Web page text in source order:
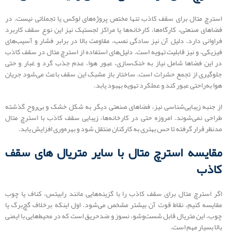
استرچ متال برای سقف کاذب تنها مختص پروژه‌های لوکس یا تجملاتی نیست. در
فضاهای صنعتی، کارگاه‌ها، کارخانه‌ها یا مراکز لجستیک نیز این نوع سقف کاربرد
فراوانی دارد. دلیل آن نیز سادگی نصب، مقاومت بالا در برابر فشار و آسیب‌های
فیزیکی، و نیز قابلیت تهویه است. دلیل‌های استفاده از استرچ متال در سقف کاذب
در این فضاها شامل نیاز به خنک‌سازی، عبور هوا، عدم جذب گرد و غبار و حتی
جلوگیری از تجمع حشرات است. ساختار باز مشبک این سقف باعث می‌شود جریان
هوا به‌راحتی عبور کند و عملکرد تهویه بهبود یابد.
از جنبه زیبایی‌شناسی نیز، فضاهای صنعتی دیگر به شکل خشک و بی‌روح گذشته
طراحی نمی‌شوند. امروزه حتی در کارخانه‌ها، زیبایی سقف کاذب با استرچ متال
مدنظر قرار گرفته تا حس بهتری به کارکنان منتقل شود و بهره‌وری افزایش یابد.
مقایسه استرچ متال با سایر متریال‌ های سقف
کاذب
اگر استرچ متال برای سقف کاذب را با گزینه‌هایی مانند رابیتس، کناف یا چوب
مقایسه کنیم، نقاط قوت آن بیشتر مشخص می‌شود. اول اینکه برخلاف گچ‌برگ یا
چوب، این متریال قابل شست‌وشو، نسوز و ضدحریق است که در محیط‌هایی با ایمنی
بالا بسیار مهم است.